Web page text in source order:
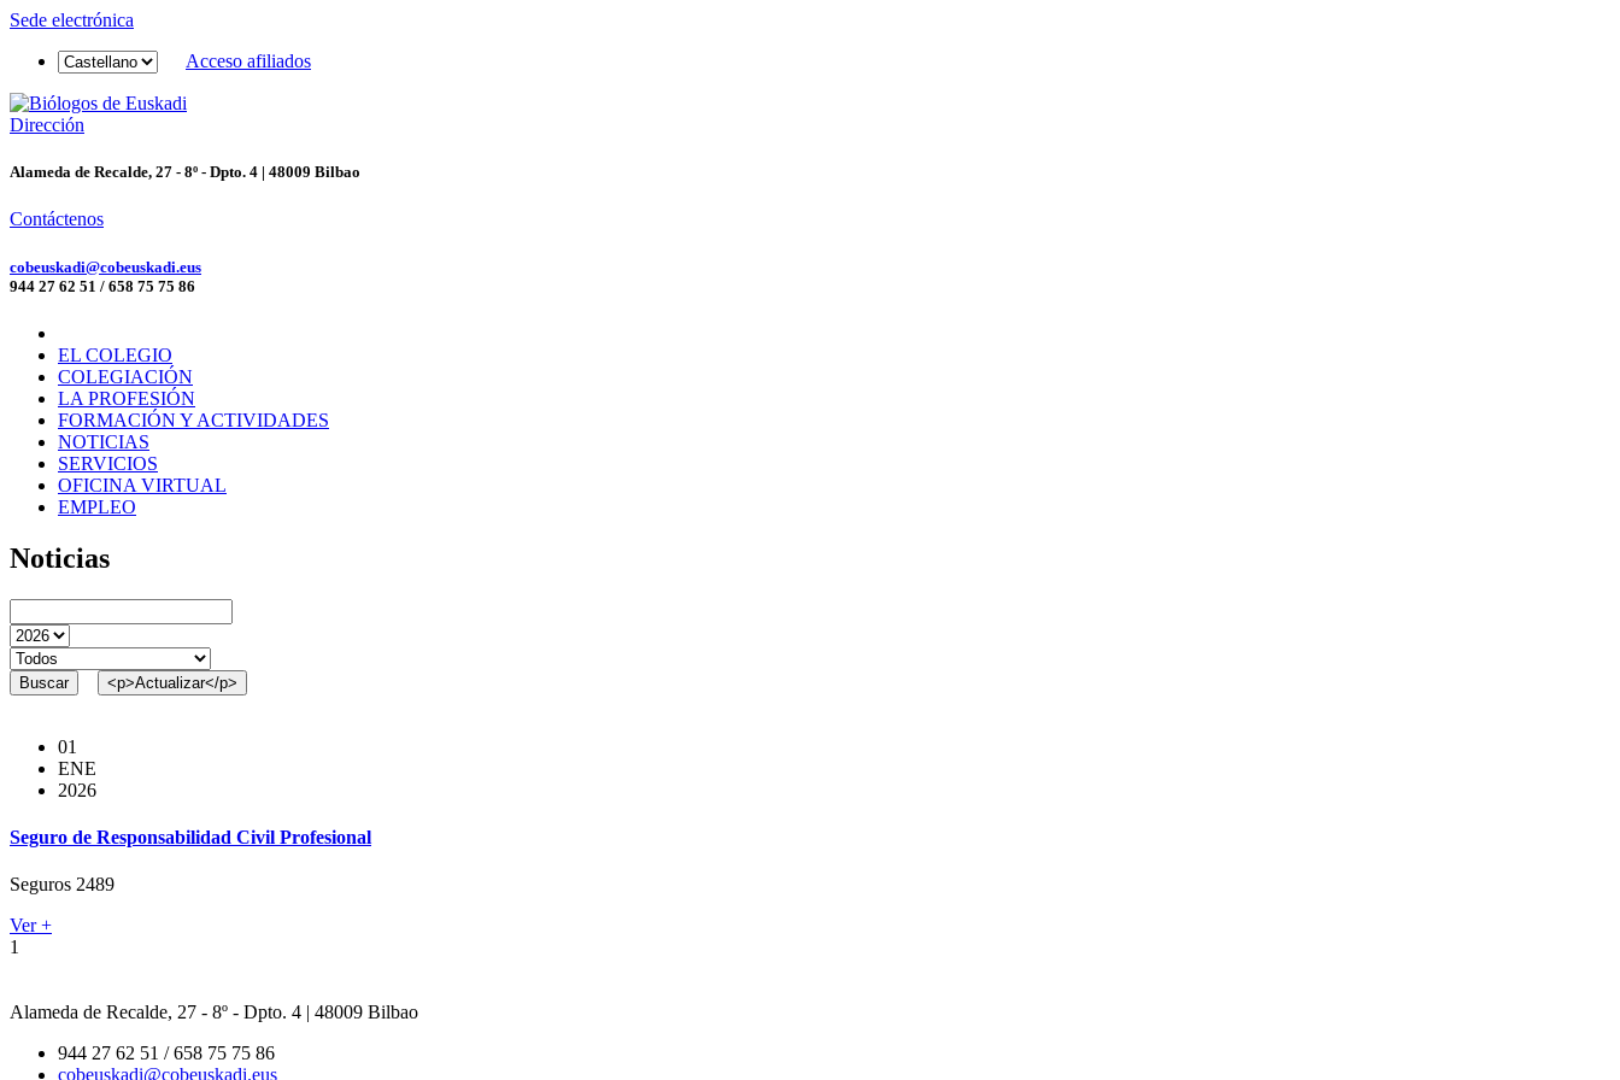
Sede electrónica
Acceso afiliados
Dirección
Alameda de Recalde, 27 - 8º - Dpto. 4 | 48009 Bilbao
Contáctenos
cobeuskadi@cobeuskadi.eus
944 27 62 51 / 658 75 75 86
EL COLEGIO
COLEGIACIÓN
LA PROFESIÓN
FORMACIÓN Y ACTIVIDADES
NOTICIAS
SERVICIOS
OFICINA VIRTUAL
EMPLEO
Noticias
01
ENE
2026
Seguro de Responsabilidad Civil Profesional
Seguros 2489
Ver +
1
Alameda de Recalde, 27 - 8º - Dpto. 4 | 48009 Bilbao
944 27 62 51 / 658 75 75 86
cobeuskadi@cobeuskadi.eus